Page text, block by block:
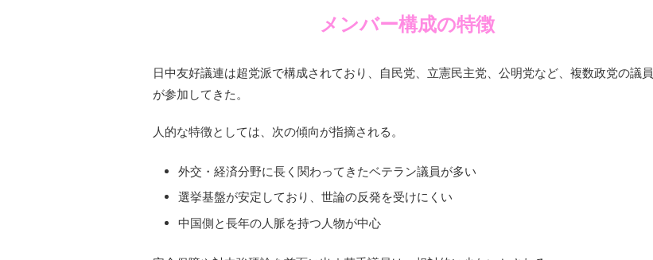
メンバー構成の特徴
日中友好議連は超党派で構成されており、自民党、立憲民主党、公明党など、複数政党の議員
が参加してきた。
人的な特徴としては、次の傾向が指摘される。
外交・経済分野に長く関わってきたベテラン議員が多い
選挙基盤が安定しており、世論の反発を受けにくい
中国側と長年の人脈を持つ人物が中心